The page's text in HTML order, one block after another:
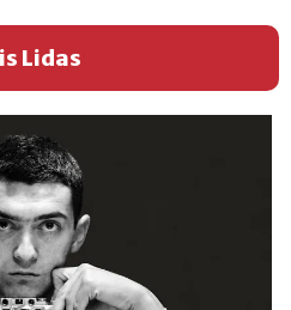
Lidas